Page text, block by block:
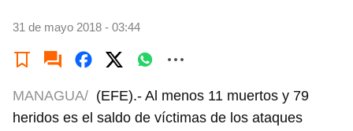
31 de mayo 2018 - 03:44
MANAGUA/ (EFE).- Al menos 11 muertos y 79
heridos es el saldo de víctimas de los ataques